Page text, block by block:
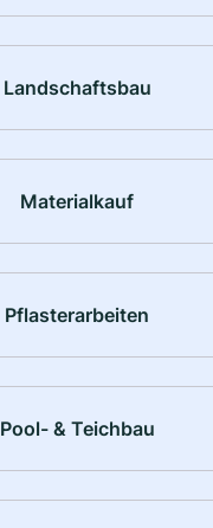
Landschaftsbau
Materialkauf
Pflasterarbeiten
Pool- & Teichbau